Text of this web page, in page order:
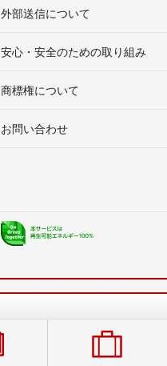
外部送信について
安心・安全のための取り組み
商標権について
お問い合わせ